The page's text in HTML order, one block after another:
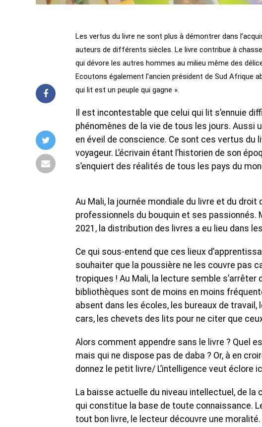
Les vertus du livre ne sont plus à démontrer dans
auteurs de différents siècles. Le livre contribue à
qui dévore les autres hommes au milieu même des
Ecoutons également l’ancien président de Sud Afrique
qui lit est un peuple qui gagne ».
Il est incontestable que celui qui lit s’ennuie
phénomènes de la vie de tous les jours. Aussi
en éveil de conscience. Ce sont ces vertus du
voyageur. L’écrivain étant l’historien de son
s’enquiert des réalités de tous les pays du
Au Mali, la journée mondiale du livre et du
professionnels du bouquin et ses passionnés.
2021, la distribution des livres a eu lieu dans
Ce qui sous-entend que ces lieux
souhaiter que la poussière ne les couvre pas
tropiques ! Au Mali, la lecture semble
bibliothèques sont de moins en moins
absent dans les écoles, les bureaux de
cars, les chevets des lits pour ne citer que
Alors comment appendre sans le livre ? Quel
mais qui ne dispose pas de daba ? Or, à en
donnez le petit livre/ L’intelligence veut éclore
La baisse actuelle du niveau intellectuel, de la
qui constitue la base de toute connaissance.
tout bon livre, le lecteur découvre une